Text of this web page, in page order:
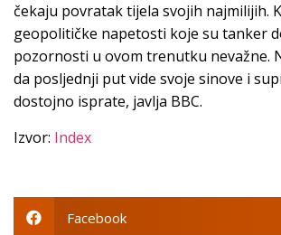
čekaju povratak tijela svojih najmilijih.
geopolitičke napetosti koje su tanker
pozornosti u ovom trenutku nevažne.
da posljednji put vide svoje sinove i
dostojno isprate, javlja BBC.
Izvor: Index
Facebook